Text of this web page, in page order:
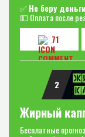
✅Не беру
💵 Оплата после
71
2
Жирный
Бесплатные